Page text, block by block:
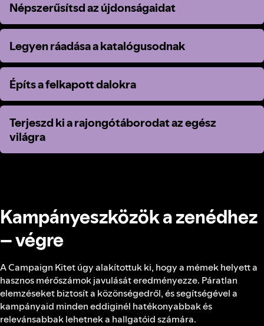
Népszerűsítsd az újdonságaidat
Népszerűsítsd az újdonságaidat
Legyen ráadása a katalógusodnak
Legyen ráadása a katalógusodnak
Építs a felkapott dalokra
Építs a felkapott dalokra
Terjeszd ki a rajongótáborodat az egész
világra
Terjeszd ki a rajongótáborodat az egész
világra
Kampányeszközök a zenédhez
– végre
A Campaign Kitet úgy alakítottuk ki, hogy a mémek helyett a
hasznos mérőszámok javulását eredményezze. Páratlan
elemzéseket biztosít a közönségedről, és segítségével a
kampányaid minden eddiginél hatékonyabbak és
relevánsabbak lehetnek a hallgatóid számára.